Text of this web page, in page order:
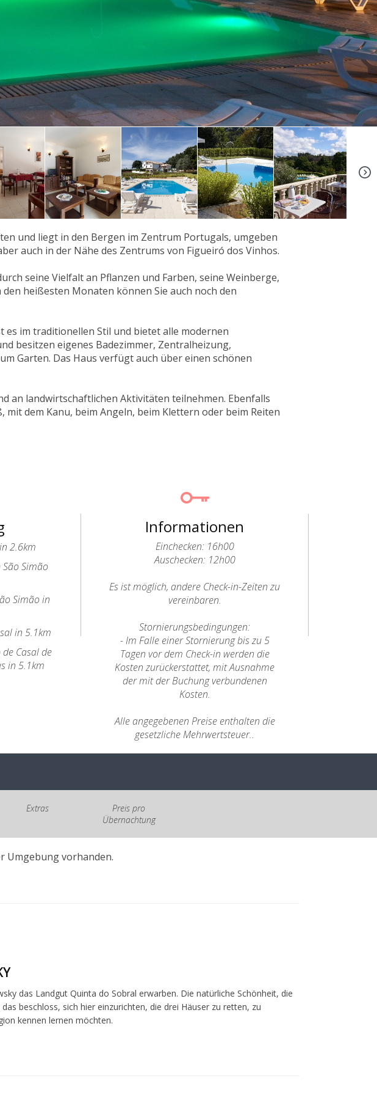
+11
und liegt in den Bergen im Zentrum Portugals, umgeben
auch in der Nähe des Zentrums von Figueiró dos Vinhos.
seine Vielfalt an Pflanzen und Farben, seine Weinberge,
heißesten Monaten können Sie auch noch den
es im traditionellen Stil und bietet alle modernen
besitzen eigenes Badezimmer, Zentralheizung,
Garten. Das Haus verfügt auch über einen schönen
an landwirtschaftlichen Aktivitäten teilnehmen. Ebenfalls
dem Kanu, beim Angeln, beim Klettern oder beim Reiten
2.6km
Simão
Simão in
in 5.1km
Casal de
in 5.1km
Informationen
Einchecken: 16h00
Auschecken: 12h00
Es ist möglich, andere Check-in-Zeiten zu
vereinbaren.
Stornierungsbedingungen:
- Im Falle einer Stornierung bis zu 5
Tagen vor dem Check-in werden die
Kosten zurückerstattet, mit Ausnahme
der mit der Buchung verbundenen
Kosten.
Alle angegebenen Preise enthalten die
gesetzliche Mehrwertsteuer..
Extras
Preis pro
Übernachtung
Umgebung vorhanden.
das Landgut Quinta do Sobral erwarben. Die natürliche Schönheit, die
beschloss, sich hier einzurichten, die drei Häuser zu retten, zu
kennen lernen möchten.